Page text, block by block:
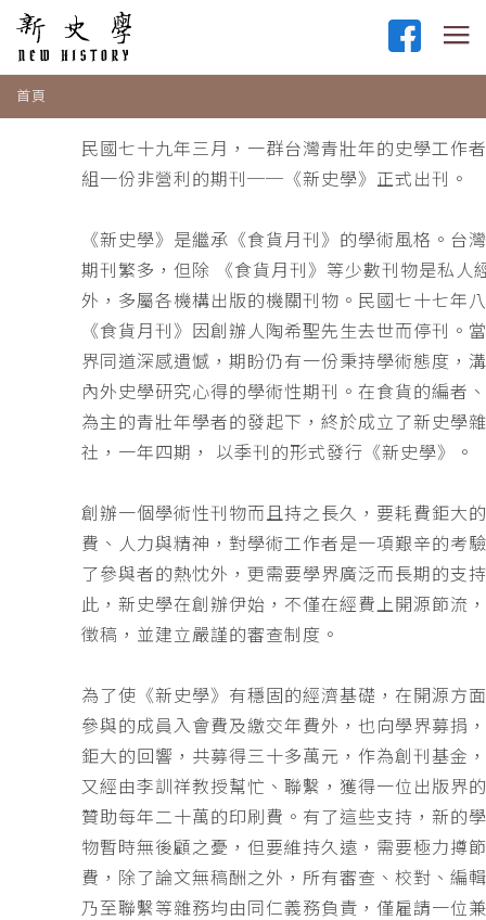
首頁
民國七十九年三月，一群台灣青壯年的史學工作
組一份非營利的期刊──《新史學》正式出刊。
《新史學》是繼承《食貨月刊》的學術風格。台
期刊繁多，但除 《食貨月刊》等少數刊物是私人
外，多屬各機構出版的機關刊物。民國七十七年
《食貨月刊》因創辦人陶希聖先生去世而停刊。
界同道深感遺憾，期盼仍有一份秉持學術態度，
內外史學研究心得的學術性期刊。在食貨的編者
為主的青壯年學者的發起下，終於成立了新史學
社，一年四期， 以季刊的形式發行《新史學》。
創辦一個學術性刊物而且持之長久，要耗費鉅大
費、人力與精神，對學術工作者是一項艱辛的考
了參與者的熱忱外，更需要學界廣泛而長期的支
此，新史學在創辦伊始，不僅在經費上開源節流
徵稿，並建立嚴謹的審查制度。
為了使《新史學》有穩固的經濟基礎，在開源方
參與的成員入會費及繳交年費外，也向學界募捐
鉅大的回響，共募得三十多萬元，作為創刊基金
又經由李訓祥教授幫忙、聯繫，獲得一位出版界
贊助每年二十萬的印刷費。有了這些支持，新的
物暫時無後顧之憂，但要維持久遠，需要極力撙
費，除了論文無稿酬之外，所有審查、校對、編
乃至聯繫等雜務均由同仁義務負責，僅雇請一位